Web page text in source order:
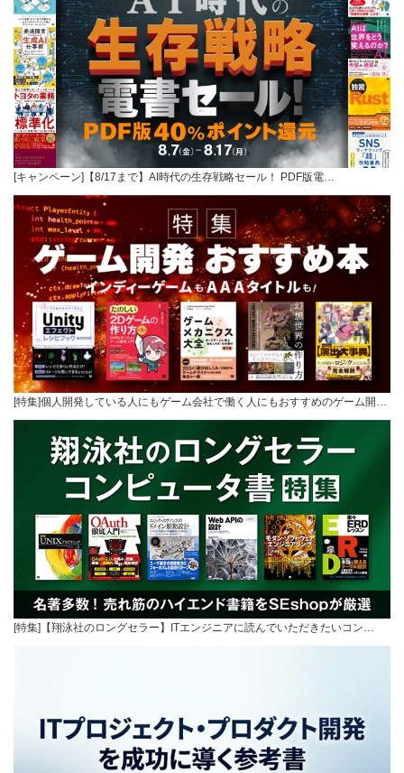
[キャンペーン]【8/17まで】AI時代の生存戦略セール！ PDF版電…
[特集]個人開発している人にもゲーム会社で働く人にもおすすめのゲーム開…
[特集]【翔泳社のロングセラー】ITエンジニアに読んでいただきたいコン…